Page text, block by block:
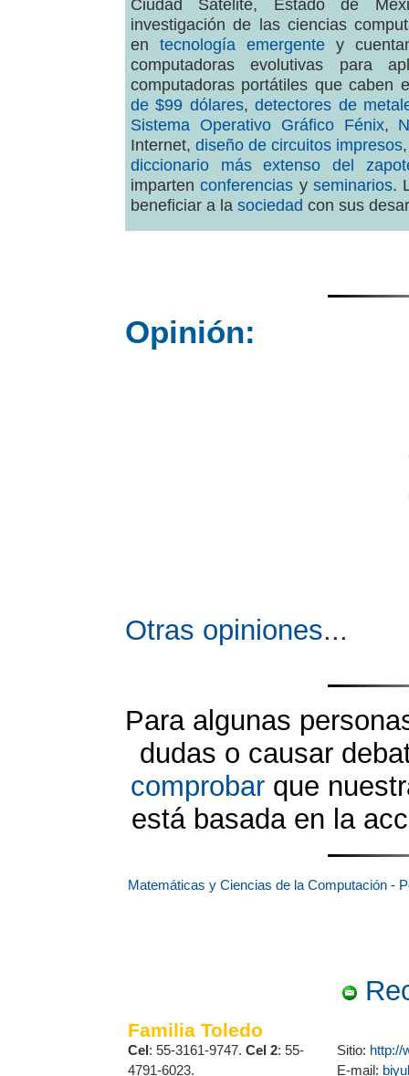
Ciudad Satélite, Estado de
investigación de las ciencias
en tecnología emergentey
computadoras evolutivas para
computadoras portátiles que caben
de $99 dólares,detectores de
Sistema Operativo Gráfico Fénix,
Internet, diseño de circuitos impresos
diccionario más extenso del
impartenconferencias yseminarios.
beneficiar a la sociedad con sus
Opinión:
Otras opiniones...
Para algunas
dudas o causar
comprobarque
está basada en la
Matemáticas y Ciencias de la Computación-
Familia Toledo
Cel: 55-3161-9747. Cel 2: 55-
4791-6023.
Sitio: http://
E-mail: